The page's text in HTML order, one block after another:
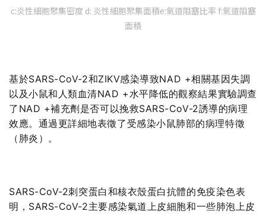
c:炎性細胞聚集密度 d: 炎性細胞聚集面積e:氣道阻塞比率 f:氣道阻塞
面積
基於SARS-CoV-2和ZIKV感染導致NAD +相關基因失調
以及小鼠和人類血清NAD +水平降低的觀察結果實驗調查
了NAD +補充劑是否可以挽救SARS-CoV-2誘導的病理
效應。通過更詳細地表徵了受感染小鼠肺部的病理特徵
（肺炎）。
SARS-CoV-2刺突蛋白和核衣殼蛋白抗體的免疫染色表
明，SARS-CoV-2主要感染氣道上皮細胞和一些肺泡上皮